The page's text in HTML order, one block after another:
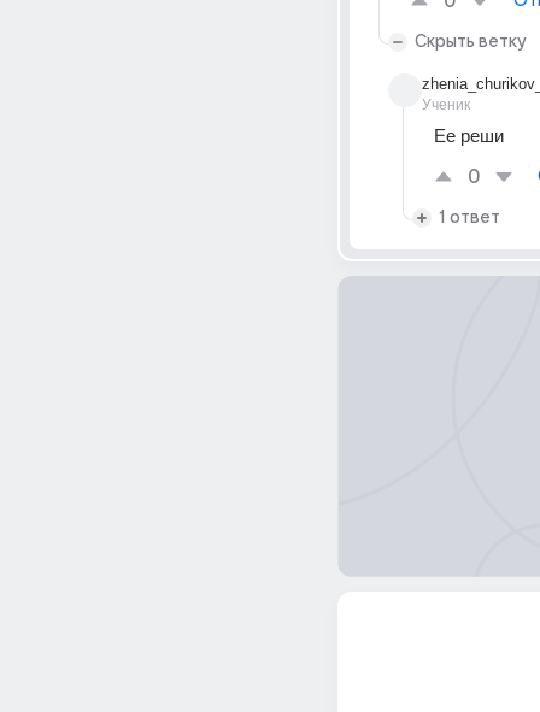
Скрыть ветку
Ученик
Ее реши
0
1 ответ